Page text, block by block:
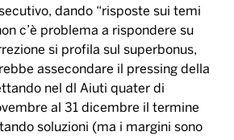
dando “risposte sui temi
c’è problema a rispondere su
si profila sul superbonus,
assecondare il pressing della
nel dl Aiuti quater di
al 31 dicembre il termine
soluzioni (ma i margini sono